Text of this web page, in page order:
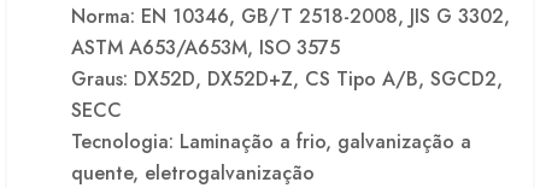
Norma: EN 10346, GB/T 2518-2008, JIS G 3302,
ASTM A653/A653M, ISO 3575
Graus: DX52D, DX52D+Z, CS Tipo A/B, SGCD2,
SECC
Tecnologia: Laminação a frio, galvanização a
quente, eletrogalvanização